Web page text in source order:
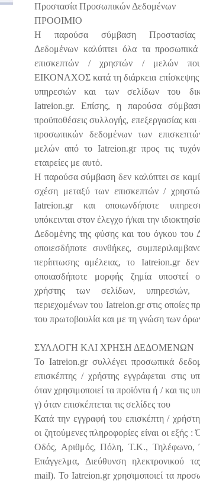
Προστασία Προσωπικών Δεδομένων
ΠΡΟΟΙΜΙΟ
Η παρούσα σύμβαση Προστασίας
Δεδομένων καλύπτει όλα τα
επισκεπτών / χρηστών / μελών
ΕΙΚΟΝΑΧΟΣ κατά τη διάρκεια επίσκεψης
υπηρεσιών και των σελίδων του
Iatreion.gr. Επίσης, η παρούσα
προϋποθέσεις συλλογής, επεξεργασίας και
προσωπικών δεδομένων των
μελών από το Iatreion.gr προς τις
εταιρείες με αυτό.
Η παρούσα σύμβαση δεν καλύπτει σε
σχέση μεταξύ των επισκεπτών /
Iatreion.gr και οποιωνδήποτε
υπόκεινται στον έλεγχο ή/και την
Δεδομένης της φύσης και του όγκου του
οποιεσδήποτε συνθήκες,
περίπτωσης αμέλειας, το Iatreion.gr δεν
οποιασδήποτε μορφής ζημία υποστεί
χρήστης των σελίδων, υπηρεσιών,
περιεχομένων του Iatreion.gr στις οποίες
του πρωτοβουλία και με τη γνώση των
ΣΥΛΛΟΓΗ ΚΑΙ ΧΡΗΣΗ ΔΕΔΟΜΕΝΩΝ
Το Iatreion.gr συλλέγει προσωπικά
επισκέπτης / χρήστης εγγράφεται στις
όταν χρησιμοποιεί τα προϊόντα ή / και τις
γ) όταν επισκέπτεται τις σελίδες του
Κατά την εγγραφή του επισκέπτη /
οι ζητούμενες πληροφορίες είναι οι εξής
Οδός, Αριθμός, Πόλη, Τ.Κ., Τηλέφωνο,
Επάγγελμα, Διεύθυνση ηλεκτρονικού
mail). Το Iatreion.gr χρησιμοποιεί τα